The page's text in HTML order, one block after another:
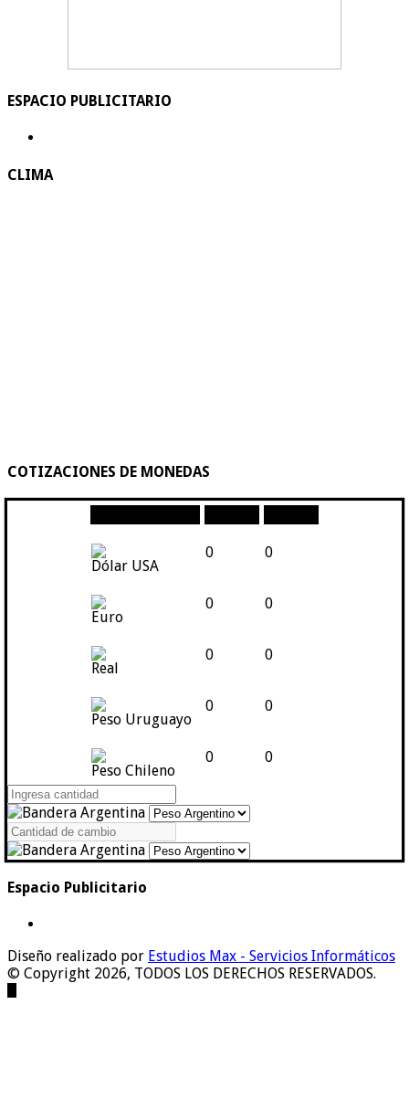
ESPACIO PUBLICITARIO
CLIMA
COTIZACIONES DE MONEDAS
Dólar USA
0 0
Euro
0 0
Real
0 0
Peso Uruguayo
0 0
Peso Chileno
0 0
Espacio Publicitario
Diseño realizado por Estudios Max - Servicios Informáticos
© Copyright 2026, TODOS LOS DERECHOS RESERVADOS.